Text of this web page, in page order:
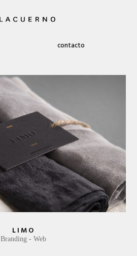
contacto
LIMO
Branding Web